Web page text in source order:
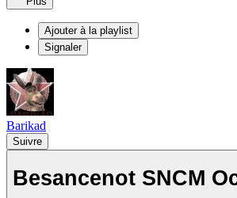
Ajouter à la playlist
Signaler
Barikad
Suivre
Besancenot SNCM